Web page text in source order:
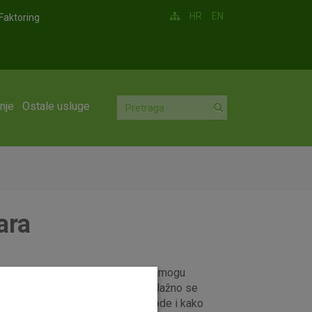
Faktoring HR EN
Ostale usluge
o najčešćim prijevarama koje se mogu
koristi putem prijevara lažno se
način se prijevare najčešće provode i kako